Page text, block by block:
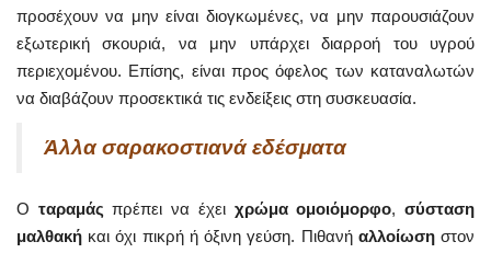
προσέχουν να μην είναι διογκωμένες, να μην παρουσιάζουν
εξωτερική σκουριά, να μην υπάρχει διαρροή του υγρού
περιεχομένου. Επίσης, είναι προς όφελος των καταναλωτών
να διαβάζουν προσεκτικά τις ενδείξεις στη συσκευασία.
Άλλα σαρακοστιανά εδέσματα
Ο ταραμάςπρέπει να έχει χρώμα ομοιόμορφο,σύσταση
μαλθακή και όχι πικρή ή όξινη γεύση. Πιθανή αλλοίωσηστον